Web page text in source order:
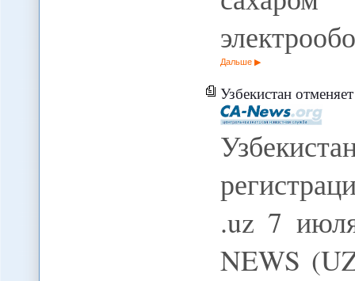
Дальше
Узбекистан
.uz 7
NEWS